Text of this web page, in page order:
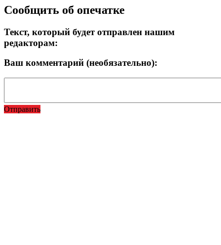
Сообщить об опечатке
Текст, который будет отправлен нашим
редакторам:
Ваш комментарий (необязательно):
Отправить